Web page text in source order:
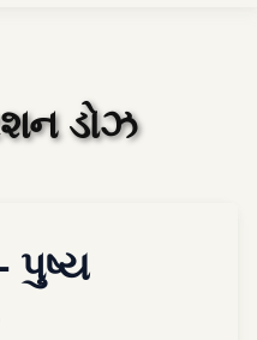
ડોઝ
પુષ્ય